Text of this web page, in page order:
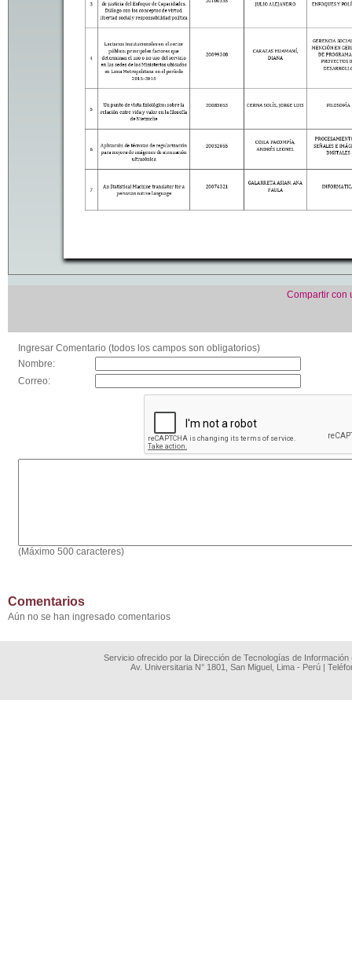
Compartir con
Ingresar Comentario (todos los campos son obligatorios)
Nombre:
Correo:
(Máximo 500 caracteres)
Comentarios
Aún no se han ingresado comentarios
Servicio ofrecido por la Dirección de Tecnologías de
Av. Universitaria N° 1801, San Miguel, Lima - Perú |